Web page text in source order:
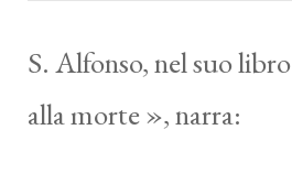
S. Alfonso, nel suo
alla morte », narra: